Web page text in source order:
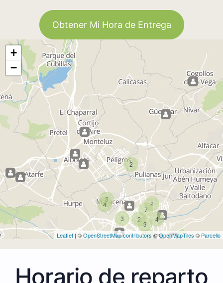
Obtener Mi Hora de Entrega
2
5
4
3
3 2 4
2
3
7
+
−
Leaflet | ©OpenStreetMap contributors ©OpenMapTiles © Parcello
Horario de reparto